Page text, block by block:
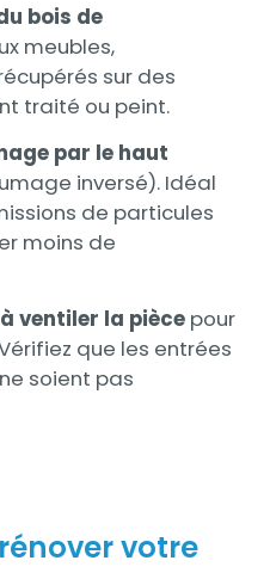
bois de
meubles,
sur des
traité ou peint.
par le haut
inversé). Idéal
de particules
moins de
ventiler la pièce pour
que les entrées
soient pas
votre